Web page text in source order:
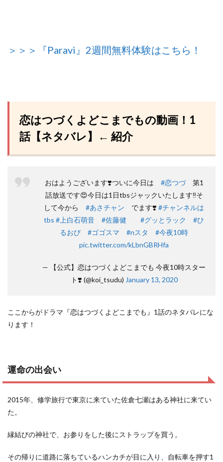
＞＞＞『Paravi』2週間無料体験はこちら！
恋はつづくよどこまでもの動画！1
話【ネタバレ】← 紹介
おはようございます❣️ついに今日は #恋つづ第1
話放送です😍今日は1日tbsジャックいたします‼そ
して今から #あさチャン でます❣️️ #チャンネルは
tbs #上白石萌音 #佐藤健 #グッとラック
#ひ
るおび
#ゴゴスマ #nスタ
#今夜10時
pic.twitter.com/kLbnGBRHfa
— 【公式】恋はつづくよどこまでも 今夜10時スター
ト❣️ (@koi_tsudu) January 13, 2020
ここからがドラマ『恋はつづくよどこまでも』1話のネタバレにな
ります！
運命の出会い
2015年、修学旅行で東京に来ていた佐倉七瀬はある神社に来てい
た。
縁結びの神社で、お参りをした後にストラップを買う。
その帰りに道路に落ちているハンカチが目に入り、自転車を押す1